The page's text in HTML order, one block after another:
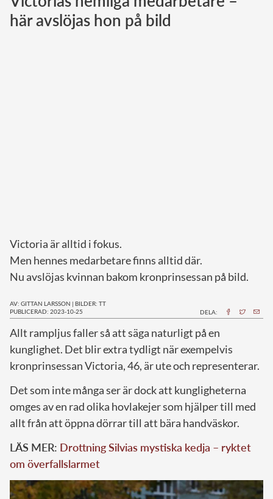
Norska kungahuset
här avslöjas hon på bild
Victoria är alltid i fokus.
Men hennes medarbetare finns alltid där.
Nu avslöjas kvinnan bakom kronprinsessan på bild.
AV: GITTAN LARSSON | BILDER: TT
PUBLICERAD: 2023-10-25
DELA:
Allt rampljus faller så att säga naturligt på en
kunglighet. Det blir extra tydligt när exempelvis
kronprinsessan Victoria, 46, är ute och representerar.
Det som inte många ser är dock att kungligheterna
omges av en rad olika hovlakejer som hjälper till med
allt från att öppna dörrar till att bära handväskor.
LÄS MER: Drottning Silvias mystiska kedja – ryktet
om överfallslarmet